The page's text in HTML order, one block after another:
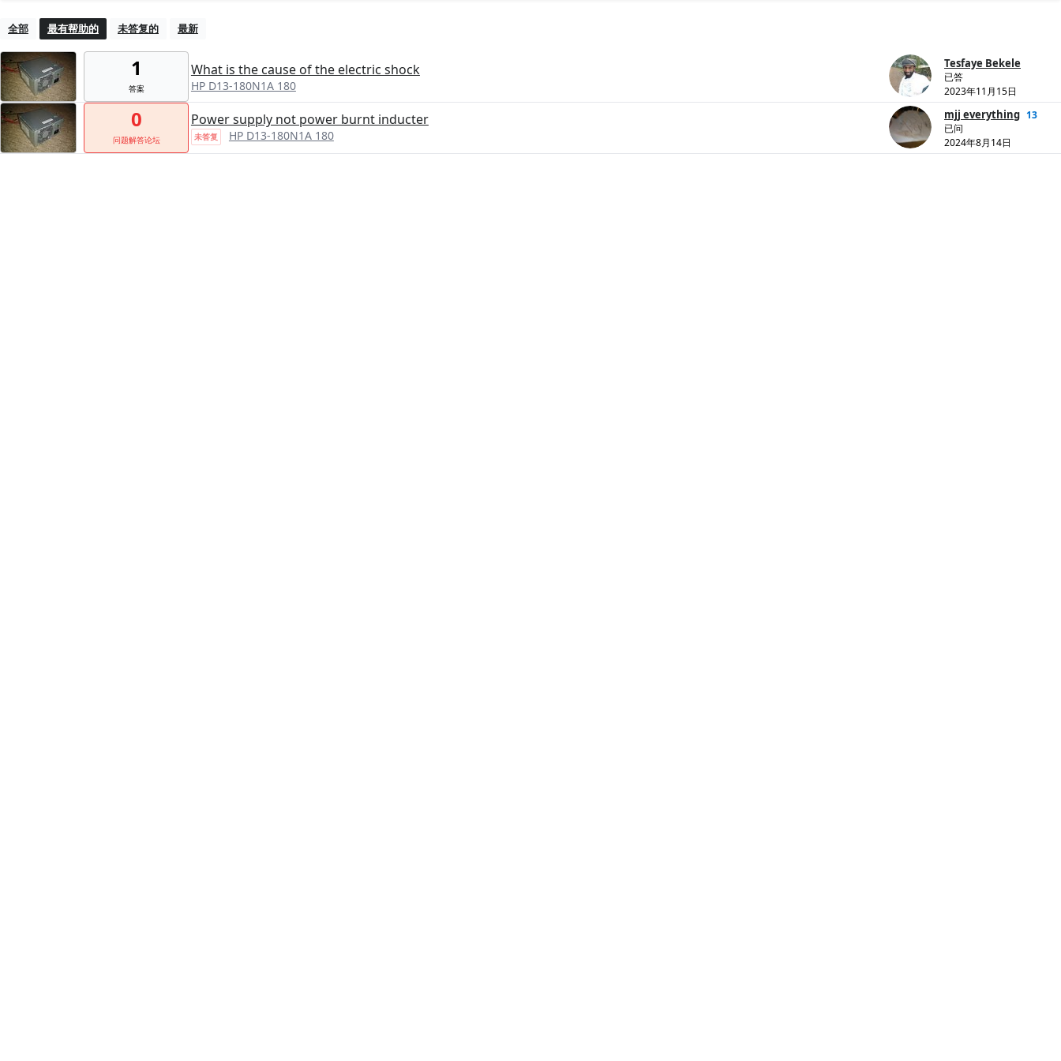
全部 最有帮助的 未答复的 最新
1
答案
What is the cause of the electric shock
HP D13-180N1A 180
Tesfaye Bekele
已答
2023年11月15日
0
问题解答论坛
Power supply not power burnt inducter
未答复 HP D13-180N1A 180
mjj everything 13
已问
2024年8月14日